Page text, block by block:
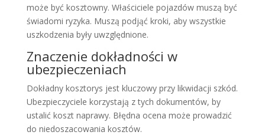
może być kosztowny. Właściciele pojazdów muszą być
świadomi ryzyka. Muszą podjąć kroki, aby wszystkie
uszkodzenia były uwzględnione.
Znaczenie dokładności w
ubezpieczeniach
Dokładny kosztorys jest kluczowy przy likwidacji szkód.
Ubezpieczyciele korzystają z tych dokumentów, by
ustalić koszt naprawy. Błędna ocena może prowadzić
do niedoszacowania kosztów.